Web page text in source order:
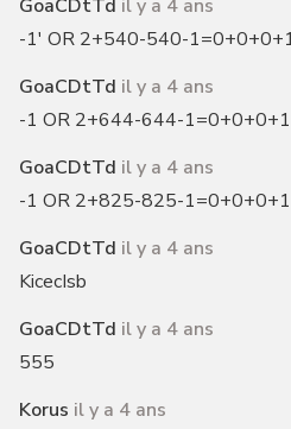
GoaCDtTd il y a 4 ans
-1' OR 2+540-540-
GoaCDtTd il y a 4 ans
-1 OR 2+644-644-1=0+0+0+1
GoaCDtTd il y a 4 ans
-1 OR 2+825-825-
GoaCDtTd il y a 4 ans
KicecIsb
GoaCDtTd il y a 4 ans
555
Korus il y a 4 ans